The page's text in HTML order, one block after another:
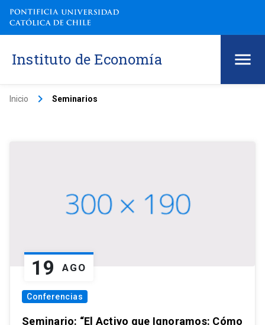
Instituto de Economía
Inicio keyboard_arrow_right Seminarios
19 AGO
Conferencias
Seminario: “El Activo que Ignoramos: Cómo